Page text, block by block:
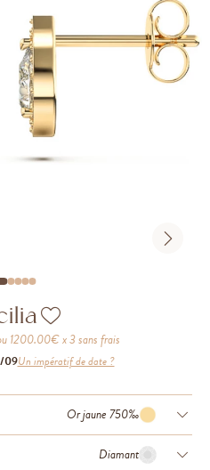
1200.00€ x 3 sans frais
09Un impératif de date ?
Or jaune 750‰
Diamant